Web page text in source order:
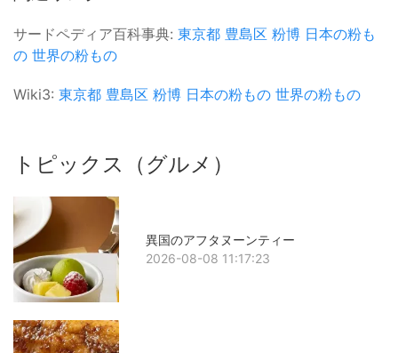
サードペディア百科事典: 東京都 豊島区 粉博 日本の粉も
の 世界の粉もの
Wiki3: 東京都 豊島区 粉博 日本の粉もの 世界の粉もの
トピックス（グルメ）
異国のアフタヌーンティー
2026-08-08 11:17:23